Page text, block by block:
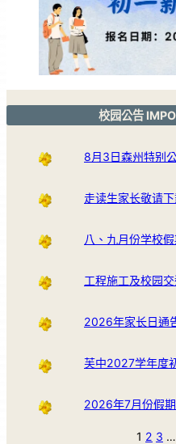
校园公告
8月3日森州特别
走读生家长敬请
八、九月份学校
工程施工及校园
2026年家长日通
芙中2027学年度
2026年7月份假
1 2 3 …